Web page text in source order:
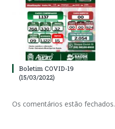
Boletim COVID-19
(15/03/2022)
Os comentários estão fechados.